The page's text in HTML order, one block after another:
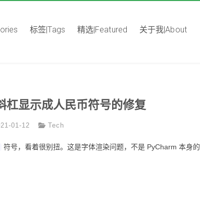
标签|Tags 精选|Featured 关于我|About
杠显示成人民币符号的修复
01-12 Tech
符号，看着很别扭。这是字体渲染问题，不是 PyCharm 本身的